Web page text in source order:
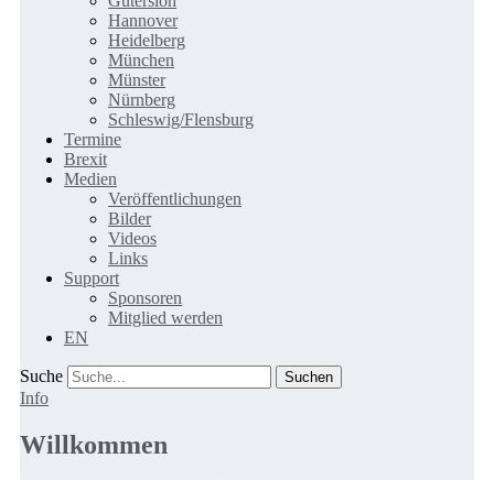
Hannover
Heidelberg
München
Münster
Nürnberg
Schleswig/Flensburg
Termine
Brexit
Medien
Veröffentlichungen
Bilder
Videos
Links
Support
Sponsoren
Mitglied werden
EN
Suche
Info
Willkommen